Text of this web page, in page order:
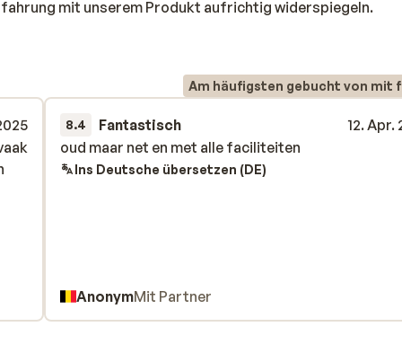
mit unserem Produkt aufrichtig widerspiegeln.
Am häufigsten gebucht von mit
8.4 Fantastisch
12. Apr.
oud maar net en met alle faciliteiten
oud maar net en met alle faciliteiten
Ins Deutsche übersetzen (DE)
AnonymMit Partner